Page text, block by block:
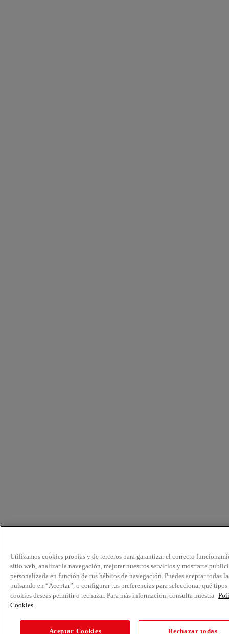
Utilizamos cookies propias y de terceros para garantizar el correcto
sitio web, analizar la navegación, mejorar nuestros servicios y mostrarte
personalizada en función de tus hábitos de navegación. Puedes aceptar todas
pulsando en “Aceptar”, o configurar tus preferencias para seleccionar qué tipos
cookies deseas permitir o rechazar. Para más información, consulta nuestra
Cookies
Aceptar Cookies Rechazar todas